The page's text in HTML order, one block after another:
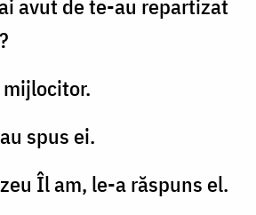
avut de te-au repartizat
spus ei.
Îl am, le-a răspuns el.